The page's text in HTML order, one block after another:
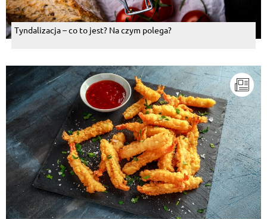
Tyndalizacja – co to jest? Na czym polega?